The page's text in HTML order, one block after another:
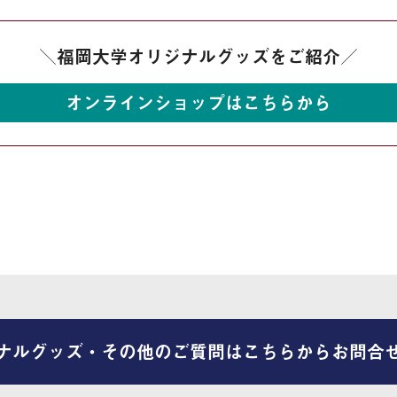
＼福岡大学オリジナルグッズをご紹介／
オンラインショップはこちらから
ルグッズ・その他のご質問はこちらからお問合